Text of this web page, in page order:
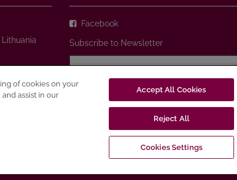
Lithuania
Facebook
Subscribe to Newsletter
Privacy Policy
of cookies on your
assist in our
Accept All Cookies
Reject All
Cookies Settings